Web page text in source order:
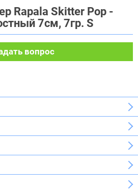
Rapala Skitter Pop -
7см, 7гр. S
вопрос